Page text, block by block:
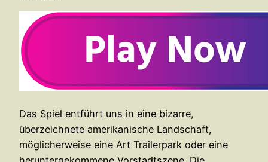
Das Spiel entführt uns in eine bizarre,
überzeichnete amerikanische Landschaft,
möglicherweise eine Art Trailerpark oder eine